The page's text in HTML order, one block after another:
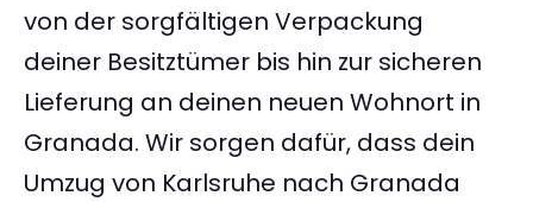
von der sorgfältigen Verpackung
deiner Besitztümer bis hin zur sicheren
Lieferung an deinen neuen Wohnort in
Granada. Wir sorgen dafür, dass dein
Umzug von Karlsruhe nach Granada